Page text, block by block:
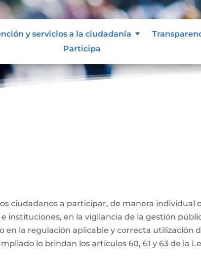
y servicios a la ciudadanía
Participa
ciudadanos a participar, de manera individual
instituciones, en la vigilancia de la gestión
en la regulación aplicable y correcta utilización
lo brindan los artículos 60, 61 y 63 de la